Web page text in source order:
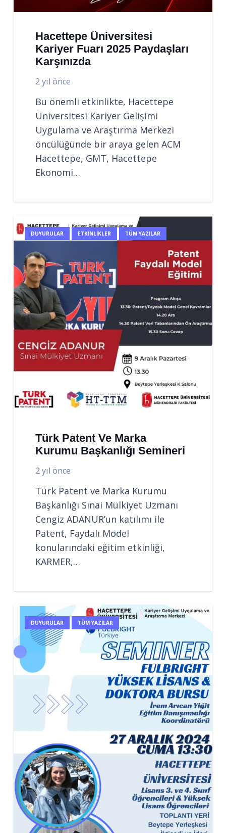
Hacettepe Üniversitesi
Kariyer Fuarı 2025 Paydaşları
Karşınızda
2 yıl önce
Bu önemli etkinlikte, Hacettepe
Üniversitesi Kariyer Gelişimi
Uygulama ve Araştırma Merkezi
öncülüğünde bir araya gelen ACM
Hacettepe, GMT, Hacettepe
Ekonomi…
DUYURULAR ETKINLIKLER TÜM YAZILAR
Türk Patent Ve Marka
Kurumu Başkanlığı Semineri
2 yıl önce
Türk Patent ve Marka Kurumu
Başkanlığı Sınai Mülkiyet Uzmanı
Cengiz ADANUR’un katılımı ile
Patent, Faydalı Model
konularındaki eğitim etkinliği,
KARMER,…
DUYURULAR TÜM YAZILAR